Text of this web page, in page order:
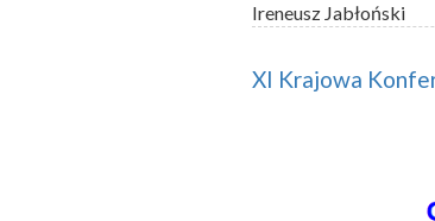
Ireneusz Jabłoński
XI Krajowa